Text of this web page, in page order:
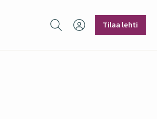
Hae sivustolta
Tilaa lehti